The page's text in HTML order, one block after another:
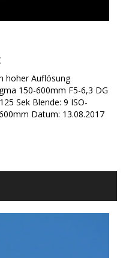
hoher Auflösung
150-600mm F5-6,3 DG
Sek Blende: 9 ISO-
Datum: 13.08.2017